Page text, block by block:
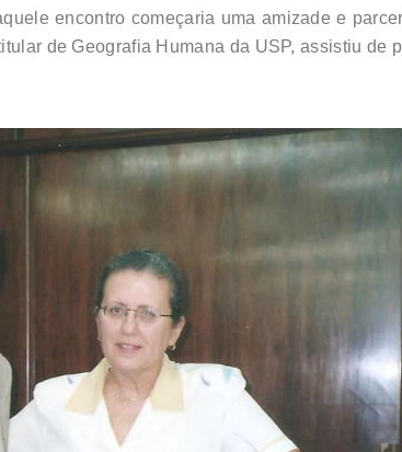
encontro começaria uma amizade e
de Geografia Humana da USP, assistiu